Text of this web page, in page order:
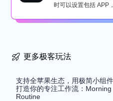
时可以设置包括 APP
更多极客玩法
支持全苹果生态，用极简小组件
打造你的专注工作流：Morning
Routine